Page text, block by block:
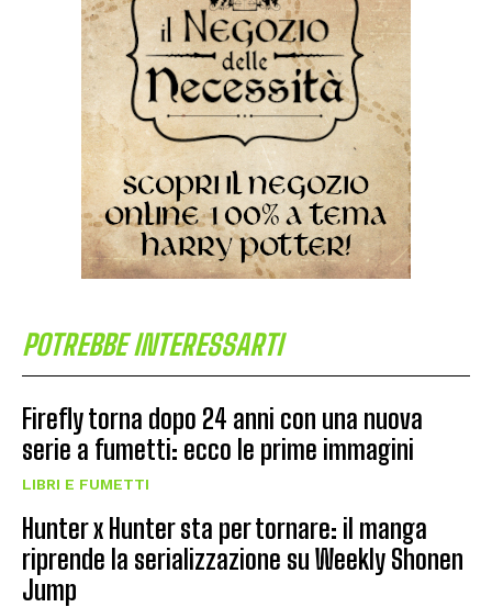
POTREBBE INTERESSARTI
Firefly torna dopo 24 anni con una nuova
serie a fumetti: ecco le prime immagini
LIBRI E FUMETTI
Hunter x Hunter sta per tornare: il manga
riprende la serializzazione su Weekly Shonen
Jump